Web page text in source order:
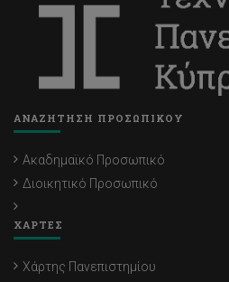
ΑΝΑΖΗΤΗΣΗ ΠΡΟΣΩΠΙΚΟΥ
Ακαδημαϊκό Προσωπικό
Διοικητικό Προσωπικό
ΧΑΡΤΕΣ
Χάρτης Πανεπιστημίου